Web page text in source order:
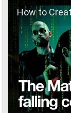
How to Create a